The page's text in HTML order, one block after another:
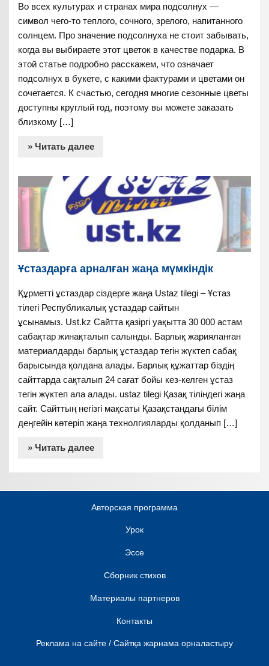
Во всех культурах и странах мира подсолнух —
символ чего-то теплого, сочного, зрелого, напитанного
солнцем. Про значение подсолнуха не стоит забывать,
когда вы выбираете этот цветок в качестве подарка. В
этой статье подробно расскажем, что означает
подсолнух в букете, с какими фактурами и цветами он
сочетается. К счастью, сегодня многие сезонные цветы
доступны круглый год, поэтому вы можете заказать
близкому […]
» Читать далее
Ұстаздарға арналған жаңа мүмкіндік
Құрметті ұстаздар сіздерге жаңа Ustaz tilegi – Ұстаз
тілегі Республикалық ұстаздар сайтын
ұсынамыз. Ust.kz Сайтта қазіргі уақытта 30 000 астам
сабақтар жинақталып салынды. Барлық жарияланған
материалдарды барлық ұстаздар тегін жүктеп сабақ
барысында қолдана алады. Барлық құжаттар біздің
сайттарда сақталып 24 сағат бойы кез-келген ұстаз
тегін жүктеп ала алады. ustaz tilegi Қазақ тіліндегі жаңа
сайт. Сайттың негізгі мақсаты Қазақстандағы білім
деңгейін көтеріп жаңа технолгияларды қолданып […]
» Читать далее
Авторская программа
Урок
Эссе
Сборник стихов
Материалы партнеров
Контакты
Реклама на сайте / Сайтқа жарнама орналастыру